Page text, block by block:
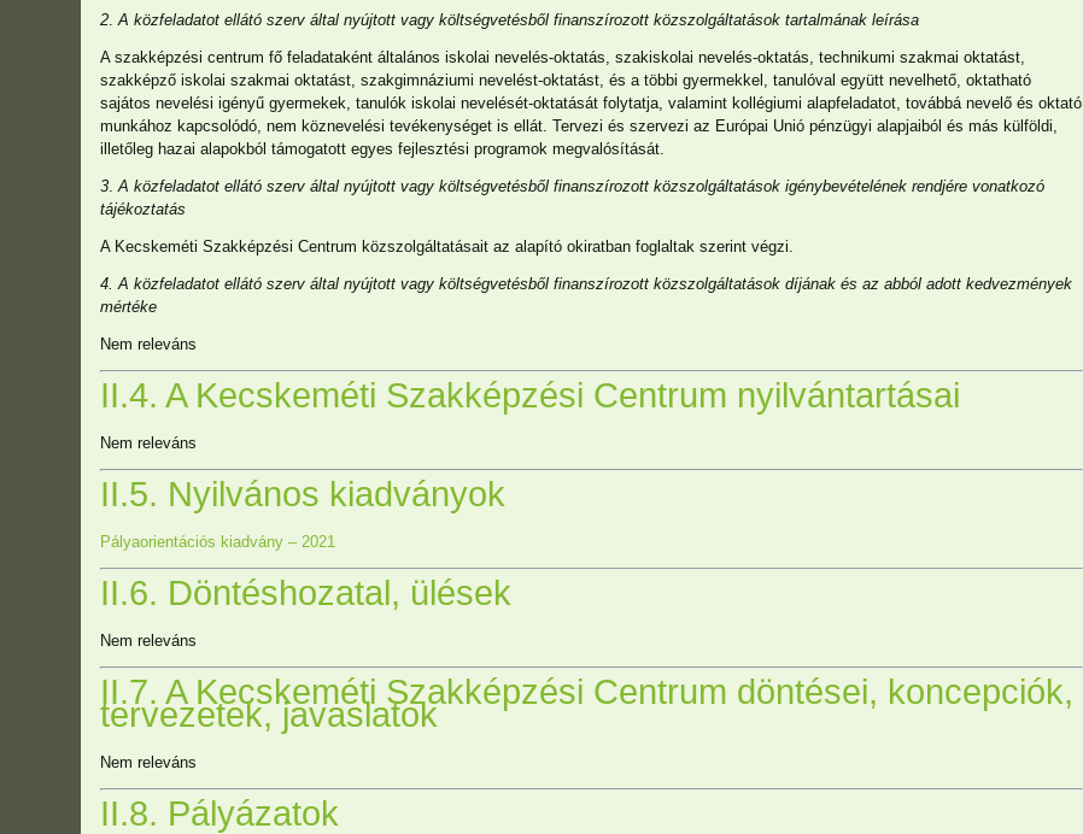
2.A közfeladatot ellátó szerv által nyújtott vagy költségvetésből finanszírozott közszolgáltatások tartalmának leírása
A szakképzési centrum fő feladataként általános iskolai nevelés-oktatás, szakiskolai nevelés-oktatás, technikumi szakmai oktatást,
szakképző iskolai szakmai oktatást, szakgimnáziumi nevelést-oktatást, és a többi gyermekkel, tanulóval együtt nevelhető, oktatható
sajátos nevelési igényű gyermekek, tanulók iskolai nevelését-oktatását folytatja, valamint kollégiumi alapfeladatot, továbbá nevelő és oktató
munkához kapcsolódó, nem köznevelési tevékenységet is ellát. Tervezi és szervezi az Európai Unió pénzügyi alapjaiból és más külföldi,
illetőleg hazai alapokból támogatott egyes fejlesztési programok megvalósítását.
3.A közfeladatot ellátó szerv által nyújtott vagy költségvetésből finanszírozott közszolgáltatások igénybevételének rendjére vonatkozó
tájékoztatás
A Kecskeméti Szakképzési Centrum közszolgáltatásait az alapító okiratban foglaltak szerint végzi.
4. A közfeladatot ellátó szerv által nyújtott vagy költségvetésből finanszírozott közszolgáltatások díjának és az abból adott kedvezmények
mértéke
Nem releváns
II.4. A Kecskeméti Szakképzési Centrum nyilvántartásai
Nem releváns
II.5. Nyilvános kiadványok
Pályaorientációs kiadvány – 2021
II.6. Döntéshozatal, ülések
Nem releváns
II.7. A Kecskeméti Szakképzési Centrum döntései, koncepciók,
tervezetek, javaslatok
Nem releváns
II.8. Pályázatok